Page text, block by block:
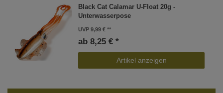
Black Cat Calamar U-Float 20g -
Unterwasserpose
UVP 9,99 €
ab 8,25 € *
Artikel anzeigen